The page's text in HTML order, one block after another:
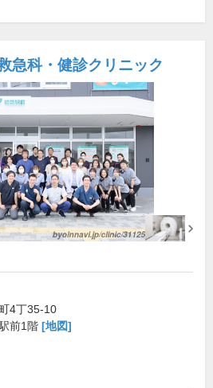
急科・健診クリニック
4丁35-10
前1階 [地図]